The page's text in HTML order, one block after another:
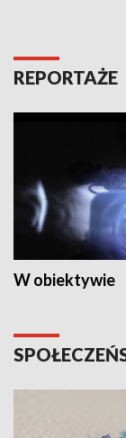
REPORTAŻE
W obiektywie